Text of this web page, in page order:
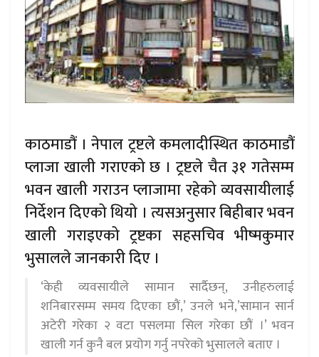
काठमाडौं । नेपाल ट्रष्टले कमलादीस्थित काठमाडौं
प्लाजा खाली गराएको छ । ट्रष्टले चैत ३१ गतेसम्म
भवन खाली गराउन प्लाजामा रहेको व्यवसायीलाई
निर्देशन दिएको थियो । त्यसअनुसार बिहीबार भवन
खाली गराइएको ट्रष्टका सहसचिव भीष्मकुमार
भुसालले जानकारी दिए ।
‘केही व्यवसायीले सामान सार्दैछन्, उनीहरुलाई
शनिबारसम्म समय दिएका छौं,’ उनले भने,’सामान सार्न
अटेरी गरेका २ वटा पसलमा सिल गरेका छौं ।’ भवन
खाली गर्न कुनै बल प्रयोग गर्नु नपरेको भुसालले बताए ।